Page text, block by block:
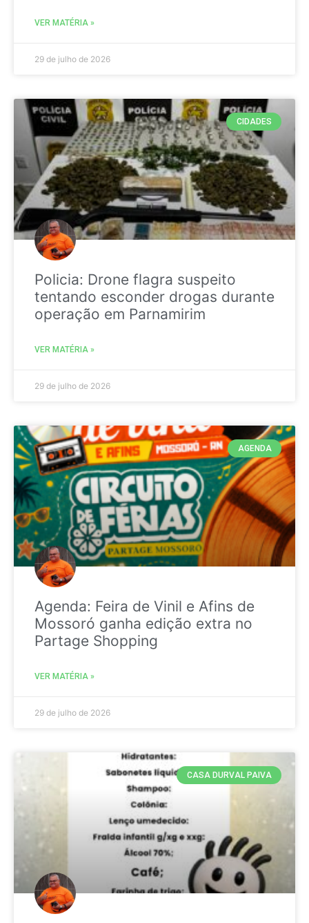
VER MATÉRIA »
29 de julho de 2026
CIDADES
Policia: Drone flagra suspeito
tentando esconder drogas durante
operação em Parnamirim
VER MATÉRIA »
29 de julho de 2026
AGENDA
Agenda: Feira de Vinil e Afins de
Mossoró ganha edição extra no
Partage Shopping
VER MATÉRIA »
29 de julho de 2026
CASA DURVAL PAIVA